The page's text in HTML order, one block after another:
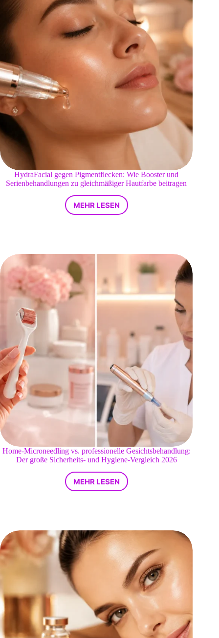
HydraFacial gegen Pigmentflecken: Wie Booster und
Serienbehandlungen zu gleichmäßiger Hautfarbe beitragen
MEHR LESEN
Home-Microneedling vs. professionelle Gesichtsbehandlung:
Der große Sicherheits- und Hygiene-Vergleich 2026
MEHR LESEN